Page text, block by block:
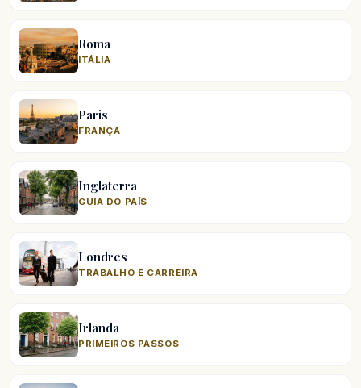
Roma
ITÁLIA
Paris
FRANÇA
Inglaterra
GUIA DO PAÍS
Londres
TRABALHO E CARREIRA
Irlanda
PRIMEIROS PASSOS